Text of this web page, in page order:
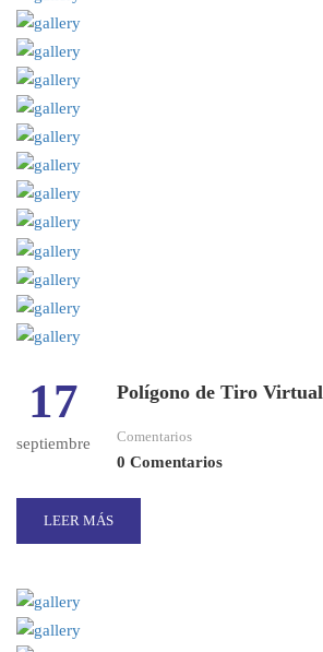
17
septiembre
Polígono de Tiro Virtual
Comentarios
0 Comentarios
LEER MÁS